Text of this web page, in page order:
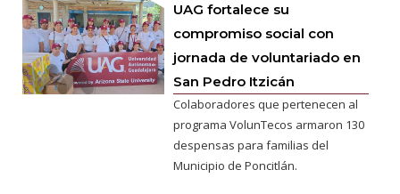
UAG fortalece su
compromiso social con
jornada de voluntariado en
San Pedro Itzicán
Colaboradores que pertenecen al
programa VolunTecos armaron 130
despensas para familias del
Municipio de Poncitlán.